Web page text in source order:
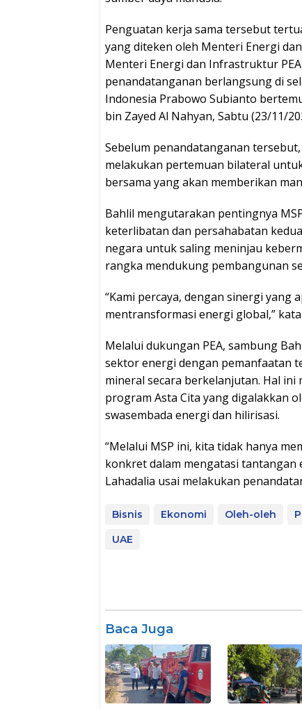
Penguatan kerja sama tersebut
yang diteken oleh Menteri Energi
Menteri Energi dan Infrastruktur
penandatanganan berlangsung di
Indonesia Prabowo Subianto
bin Zayed Al Nahyan, Sabtu (23/11/
Sebelum penandatanganan
melakukan pertemuan bilateral
bersama yang akan memberikan
Bahlil mengutarakan pentingnya
keterlibatan dan persahabatan
negara untuk saling meninjau
rangka mendukung pembangunan
“Kami percaya, dengan sinergi yang
mentransformasi energi global,”
Melalui dukungan PEA, sambung
sektor energi dengan pemanfaatan
mineral secara berkelanjutan. Hal
program Asta Cita yang digalakkan
swasembada energi dan hilirisasi.
“Melalui MSP ini, kita tidak hanya
konkret dalam mengatasi tantangan
Lahadalia usai melakukan
Bisnis Ekonomi Oleh-oleh
UAE
Baca Juga